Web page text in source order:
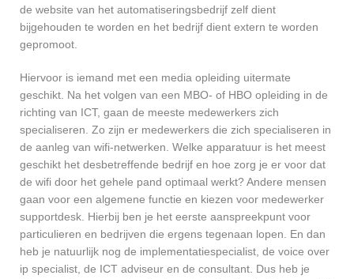
de website van het automatiseringsbedrijf zelf dient
bijgehouden te worden en het bedrijf dient extern te worden
gepromoot.
Hiervoor is iemand met een media opleiding uitermate
geschikt. Na het volgen van een MBO- of HBO opleiding in de
richting van ICT, gaan de meeste medewerkers zich
specialiseren. Zo zijn er medewerkers die zich specialiseren in
de aanleg van wifi-netwerken. Welke apparatuur is het meest
geschikt het desbetreffende bedrijf en hoe zorg je er voor dat
de wifi door het gehele pand optimaal werkt? Andere mensen
gaan voor een algemene functie en kiezen voor medewerker
supportdesk. Hierbij ben je het eerste aanspreekpunt voor
particulieren en bedrijven die ergens tegenaan lopen. En dan
heb je natuurlijk nog de implementatiespecialist, de voice over
ip specialist, de ICT adviseur en de consultant. Dus heb je